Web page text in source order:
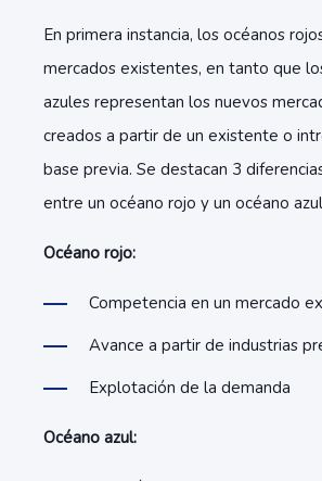
En primera instancia, los océanos
mercados existentes, en tanto que
azules representan los nuevos
creados a partir de un existente o
base previa. Se destacan 3
entre un océano rojo y un océano
Océano rojo:
Competencia en un mercado
Avance a partir de industrias
Explotación de la demanda
Océano azul: